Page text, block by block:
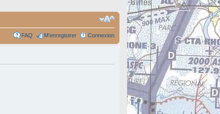
FAQ M’enregistrer Connexion